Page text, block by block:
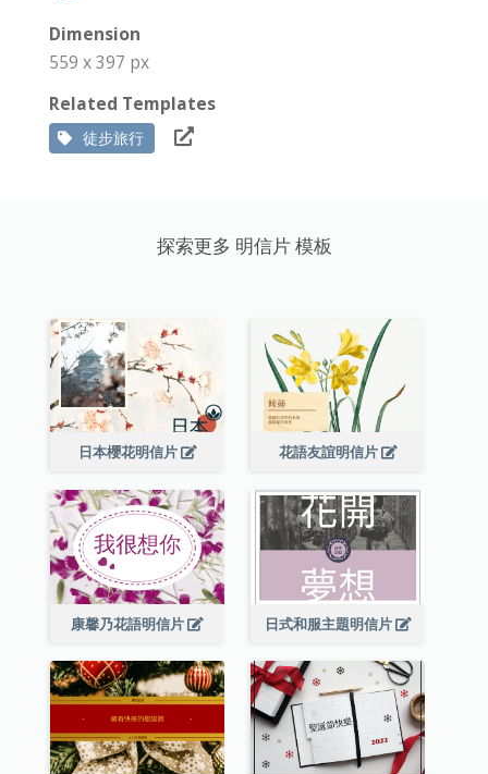
Dimension
559 x 397 px
Related Templates
徒步旅行
探索更多 明信片 模板
日本櫻花明信片 花語友誼明信片
康馨乃花語明信片 日式和服主題明信片